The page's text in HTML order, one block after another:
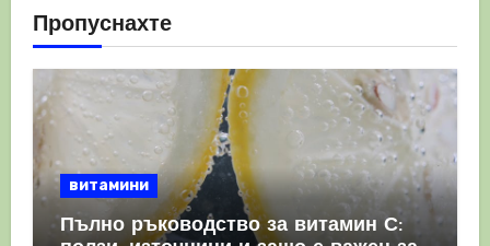
Пропуснахте
витамини
Пълно ръководство за витамин С: